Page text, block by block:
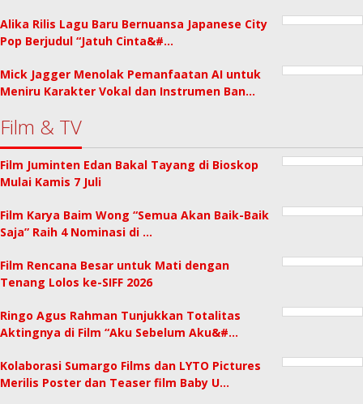
Alika Rilis Lagu Baru Bernuansa Japanese City
Pop Berjudul “Jatuh Cinta&#…
Mick Jagger Menolak Pemanfaatan AI untuk
Meniru Karakter Vokal dan Instrumen Ban…
Film & TV
Film Juminten Edan Bakal Tayang di Bioskop
Mulai Kamis 7 Juli
Film Karya Baim Wong “Semua Akan Baik-Baik
Saja” Raih 4 Nominasi di …
Film Rencana Besar untuk Mati dengan
Tenang Lolos ke-SIFF 2026
Ringo Agus Rahman Tunjukkan Totalitas
Aktingnya di Film “Aku Sebelum Aku&#…
Kolaborasi Sumargo Films dan LYTO Pictures
Merilis Poster dan Teaser film Baby U…